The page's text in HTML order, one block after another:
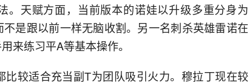
。天赋方面，当前版本的诺娃以升级多重分身为
是跟以前一样无脑收割。另一名刺杀英雄雷诺在
来练习平A等基本操作。
较适合充当副T为团队吸引火力。穆拉丁现在较